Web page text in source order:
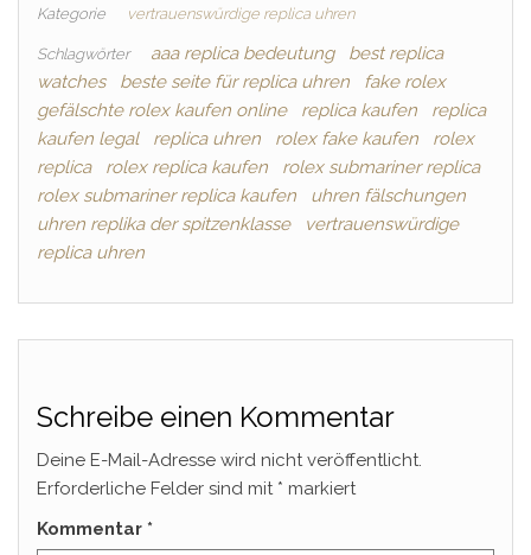
Kategorie vertrauenswürdige replica uhren
Schlagwörter aaa replica bedeutung
best replica
watches
beste seite für replica uhren
fake rolex
gefälschte rolex kaufen online
replica kaufen
replica
kaufen legal
replica uhren rolex fake kaufen
rolex
replica
rolex replica kaufen
rolex submariner replica
rolex submariner replica kaufen
uhren fälschungen
uhren replika der spitzenklasse
vertrauenswürdige
replica uhren
Schreibe einen Kommentar
Deine E-Mail-Adresse wird nicht veröffentlicht.
Erforderliche Felder sind mit * markiert
Kommentar *